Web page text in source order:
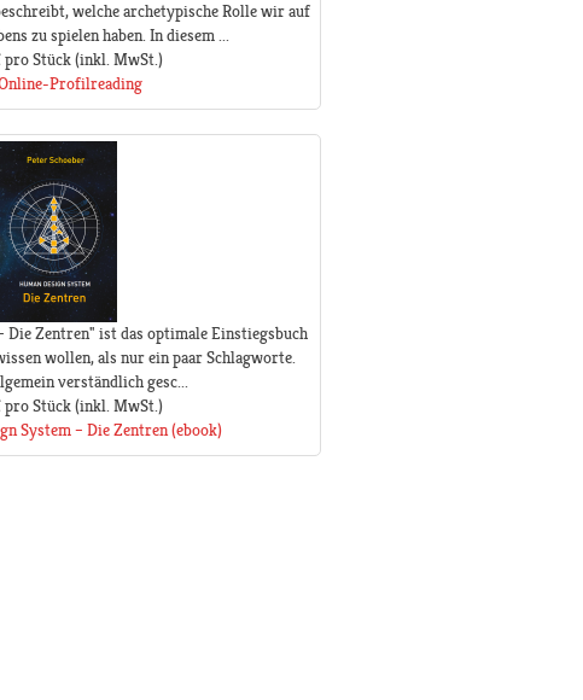
welche archetypische Rolle wir auf
zu spielen haben. In diesem ...
pro Stück(inkl. MwSt.)
Profilreading
Die Zentren" ist das optimale Einstiegsbuch
wollen, als nur ein paar Schlagworte.
verständlich gesc...
pro Stück(inkl. MwSt.)
System – Die Zentren (ebook)